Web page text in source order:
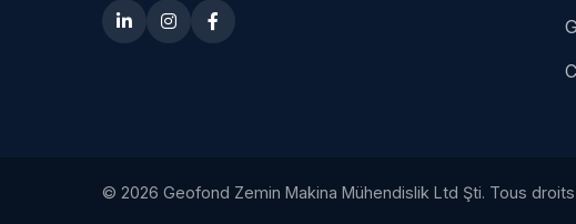
© 2026 Geofond Zemin Makina Mühendislik Ltd Şti. Tous